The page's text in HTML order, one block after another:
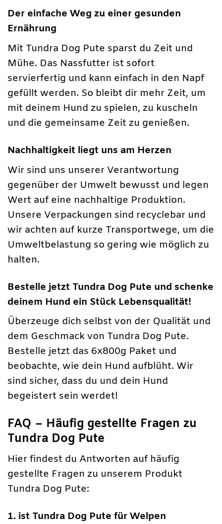
Der einfache Weg zu einer gesunden
Ernährung
Mit Tundra Dog Pute sparst du Zeit und
Mühe. Das Nassfutter ist sofort
servierfertig und kann einfach in den Napf
gefüllt werden. So bleibt dir mehr Zeit, um
mit deinem Hund zu spielen, zu kuscheln
und die gemeinsame Zeit zu genießen.
Nachhaltigkeit liegt uns am Herzen
Wir sind uns unserer Verantwortung
gegenüber der Umwelt bewusst und legen
Wert auf eine nachhaltige Produktion.
Unsere Verpackungen sind recyclebar und
wir achten auf kurze Transportwege, um die
Umweltbelastung so gering wie möglich zu
halten.
Bestelle jetzt Tundra Dog Pute und schenke
deinem Hund ein Stück Lebensqualität!
Überzeuge dich selbst von der Qualität und
dem Geschmack von Tundra Dog Pute.
Bestelle jetzt das 6x800g Paket und
beobachte, wie dein Hund aufblüht. Wir
sind sicher, dass du und dein Hund
begeistert sein werdet!
FAQ – Häufig gestellte Fragen zu
Tundra Dog Pute
Hier findest du Antworten auf häufig
gestellte Fragen zu unserem Produkt
Tundra Dog Pute:
1. ist Tundra Dog Pute für Welpen